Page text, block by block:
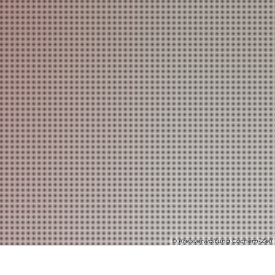
SUCHE
© Kreisverwaltung Cochem-Zell